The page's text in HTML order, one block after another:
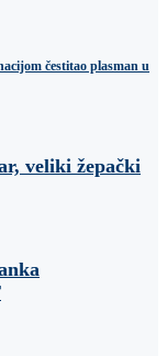
čestitao plasman u
veliki žepački